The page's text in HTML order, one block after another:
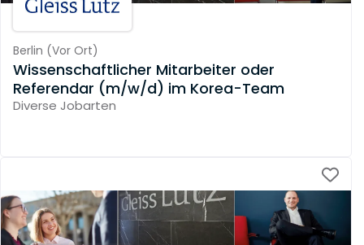
Berlin (Vor Ort)
Wissenschaftlicher Mitarbeiter oder
Referendar (m/w/d) im Korea-Team
Diverse Jobarten